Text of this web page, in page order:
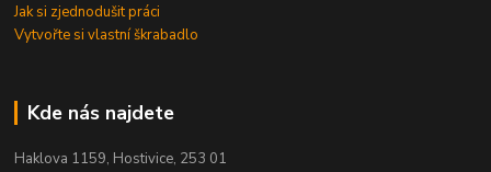
Jak si zjednodušit práci
Vytvořte si vlastní škrabadlo
Kde nás najdete
Haklova 1159, Hostivice, 253 01